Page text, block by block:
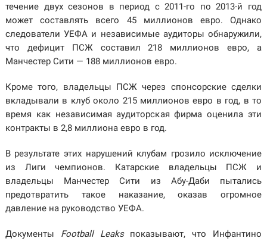
течение двух сезонов в период с 2011-го по 2013-й год
может составлять всего 45 миллионов евро. Однако
следователи УЕФА и независимые аудиторы обнаружили,
что дефицит ПСЖ составил 218 миллионов евро, а
Манчестер Сити — 188 миллионов евро.
Кроме того, владельцы ПСЖ через спонсорские сделки
вкладывали в клуб около 215 миллионов евро в год, в то
время как независимая аудиторская фирма оценила эти
контракты в 2,8 миллиона евро в год.
В результате этих нарушений клубам грозило исключение
из Лиги чемпионов. Катарские владельцы ПСЖ и
владельцы Манчестер Сити из Абу-Даби пытались
предотвратить такое наказание, оказав огромное
давление на руководство УЕФА.
Документы Football Leaksпоказывают, что Инфантино